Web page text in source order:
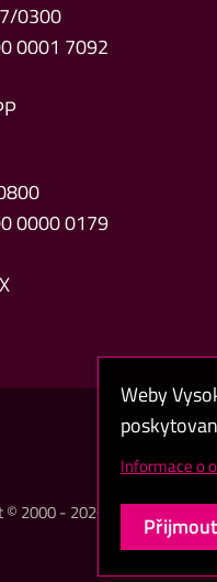
0300
0001 7092
0000 0179
© 2000 - 2026 Vysoká škola
Weby
Informace o